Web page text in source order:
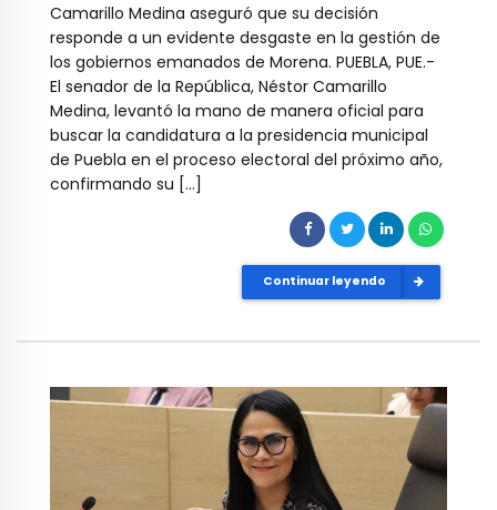
Camarillo Medina aseguró que su decisión
responde a un evidente desgaste en la gestión de
los gobiernos emanados de Morena. PUEBLA, PUE.-
El senador de la República, Néstor Camarillo
Medina, levantó la mano de manera oficial para
buscar la candidatura a la presidencia municipal
de Puebla en el proceso electoral del próximo año,
confirmando su […]
Continuar leyendo